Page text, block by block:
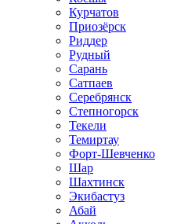
Курчатов
Приозёрск
Риддер
Рудный
Сарань
Сатпаев
Серебрянск
Степногорск
Текели
Темиртау
Форт-Шевченко
Шар
Шахтинск
Экибастуз
Абай